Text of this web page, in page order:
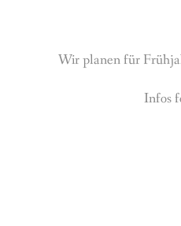
Wir planen für
Infos